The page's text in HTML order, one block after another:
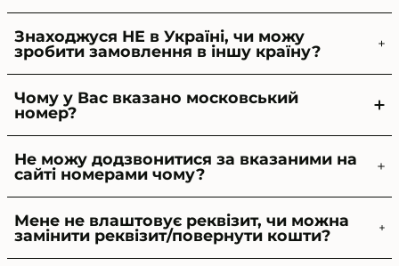
Знаходжуся НЕ в Україні, чи можу
зробити замовлення в іншу країну?
Чому у Вас вказано московський
номер?
Не можу додзвонитися за вказаними на
сайті номерами чому?
Мене не влаштовує реквізит, чи можна
замінити реквізит/повернути кошти?